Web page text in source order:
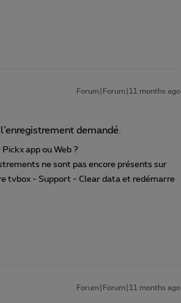
Forum|Forum|11 months ago
demandé.
app ou Web ?
ne sont pas encore présents sur
tvbox - Support - Clear data et redémarre
Forum|Forum|11 months ago